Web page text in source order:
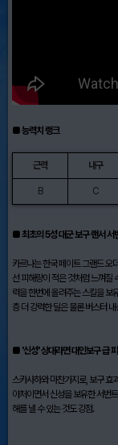
■ 능력치 랭크
근력 내구
B C
■ 최초의 5성 대군 보구 랜서 서
카르나는 한국 페이트 그랜드 오
선 피해량이 적은 것처럼 느껴질
력을 한번에 올려주는 스킬을 보
층 더 강력한 딜은 물론 버스터
■ '신성' 상대라면 대인보구 급
스카사하와 마찬가지로, 보구 효
아처이면서 신성을 보유한 서번
해를 낼 수 있는 것도 강점.